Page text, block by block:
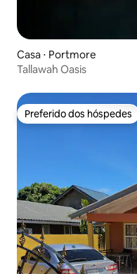
Casa ⋅ Portmore
Tallawah Oasis
Preferido dos hóspedes
Preferido dos hóspedes